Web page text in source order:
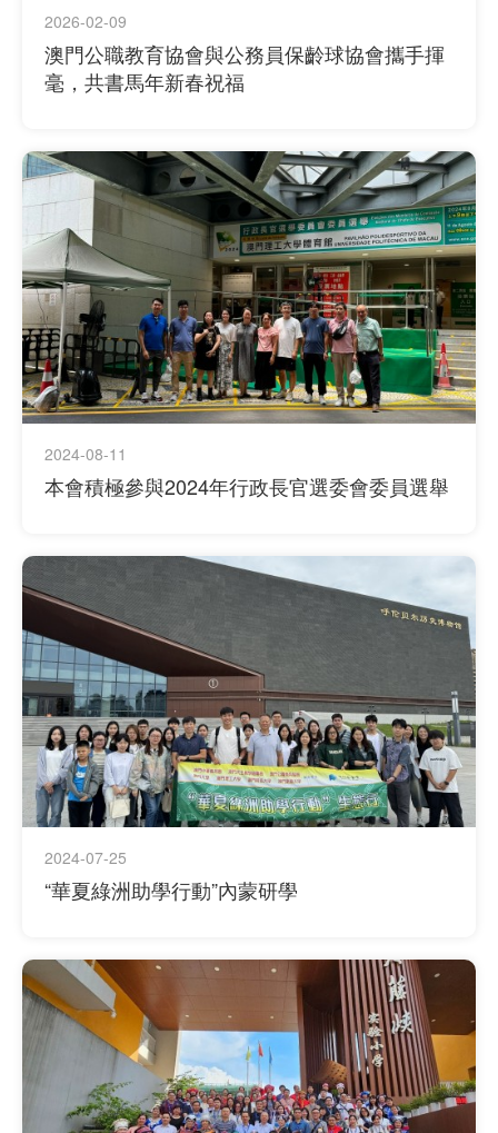
2026-02-09
澳門公職教育協會與公務員保齡球協會攜手揮
毫，共書馬年新春祝福
2024-08-11
本會積極參與2024年行政長官選委會委員選舉
2024-07-25
“華夏綠洲助學行動”內蒙研學